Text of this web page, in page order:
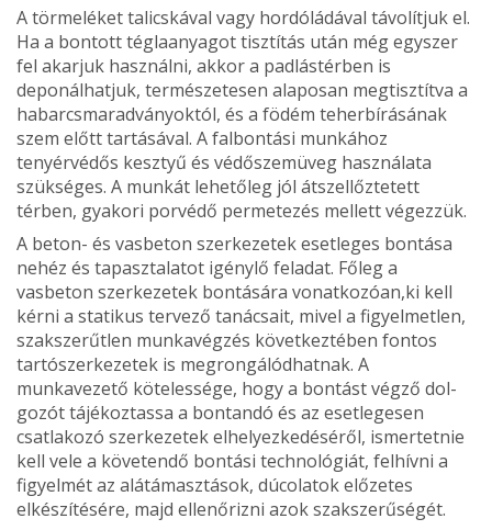
A törmeléket talicskával vagy hordóládával távolítjuk el.
Ha a bontott téglaanyagot tisztítás után még egyszer
fel akarjuk használni, akkor a padlástérben is
deponálhatjuk, természetesen alaposan megtisztítva a
habarcsmaradvá­nyoktól, és a födém teherbírásának
szem előtt tartásával. A falbontási munkához
tenyérvédős kesztyű és védőszem­üveg használata
szükséges. A munkát lehetőleg jól átszellőztetett
térben, gyakori porvédő permetezés mellett végezzük.
A beton- és vasbeton szerkezetek esetleges bontása
nehéz és tapasztalatot igénylő feladat. Főleg a
vasbeton szerkezetek bontására vonatkozóan,ki kell
kérni a statikus tervező tanácsait, mivel a figyelmetlen,
szakszerűtlen mun­kavégzés következtében fontos
tartószerkezetek is megrongálódhatnak. A
munkavezető kötelessége, hogy a bontást végző dol­
gozót tájékoztassa a bontandó és az esetlegesen
csatla­kozó szerkezetek elhelyezkedéséről, ismertetnie
kell vele a követendő bontási technológiát, felhívni a
figyelmét az alátámasztások, dúcolatok előzetes
elkészítésére, majd ellenőrizni azok szakszerűségét.